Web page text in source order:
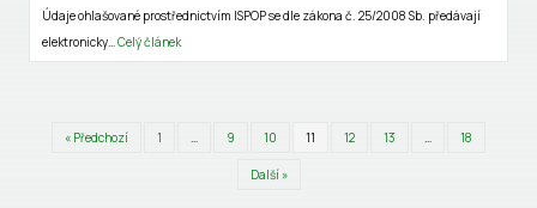
Údaje ohlašované prostřednictvím ISPOP se dle zákona č. 25/2008 Sb. předávají
elektronicky…Celý článek
« Předchozí 1 … 9 10 11 12 13 … 18
Další »